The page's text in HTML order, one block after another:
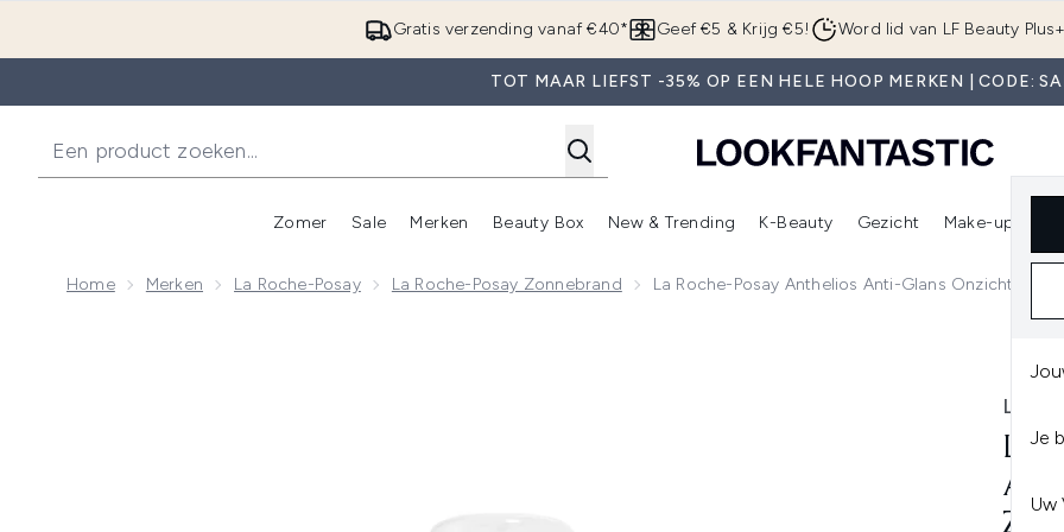
Overslaan naar de hoofdinhoud
Gratis verzending vanaf €40* Geef €5 & Krijg €5! Word lid van LF Beauty Plus+
TOT MAAR LIEFST -35% OP EEN HELE HOOP MERKEN | CODE:
Je
Uw
Zomer
Enter submenu (Zomer)
Sale
Enter submenu (Sale)
Merken
Enter submenu (Merken)
Beauty Box
Enter submenu (Beauty Box)
New & Trending
Enter submenu (New & Trending)
K-Beauty
Enter submenu (K-Beauty)
Gezicht Make-up
Home Merken La Roche-Posay La Roche-Posay Zonnebrand La Roche-Posay Anthelios Anti-Glans Onzichtbaar
LA
LA